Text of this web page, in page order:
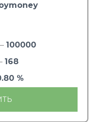
100000
168
%